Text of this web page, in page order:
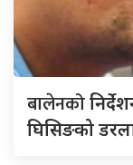
बालेनको
घिसिङको